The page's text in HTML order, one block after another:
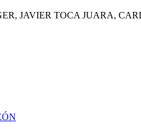
JAVIER TOCA JUARA,